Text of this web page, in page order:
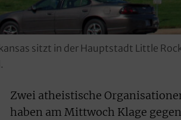
sitzt in der Hauptstadt Little
Zwei atheistische
haben am Mittwoch Klage